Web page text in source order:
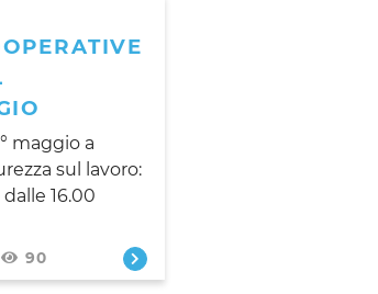
maggio a
sul lavoro:
16.00
90